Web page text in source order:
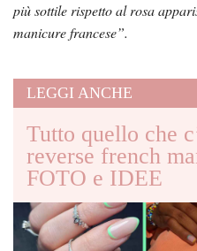
più sottile rispetto al rosa
manicure francese”.
LEGGI ANCHE
Tutto quello che
reverse french
FOTO e IDEE